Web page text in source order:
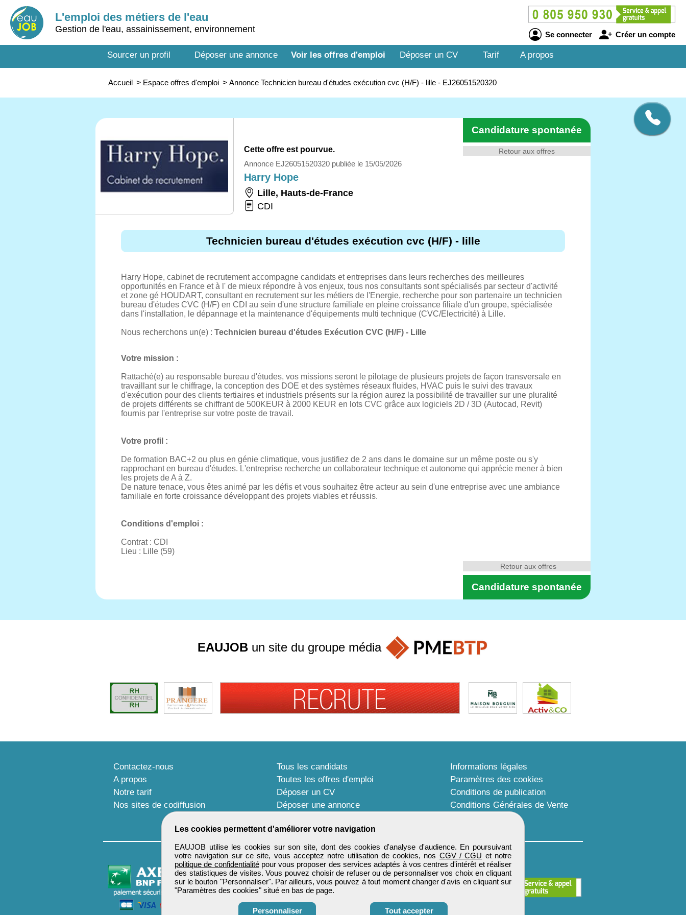
L'emploi des métiers de l'eau
Gestion de l'eau, assainissement, environnement
Se connecter Créer un compte
Sourcer un profil Déposer une annonce Voir les offres d'emploi Déposer un CV Tarif A propos
Accueil > Espace offres d'emploi > Annonce Technicien bureau d'études exécution cvc (H/F) - lille - EJ26051520320
Retour aux offres
Candidature spontanée
Cette offre est pourvue.
Annonce EJ26051520320 publiée le 15/05/2026
Harry Hope
Lille, Hauts-de-France
CDI
Technicien bureau d'études exécution cvc (H/F) - lille
Harry Hope, cabinet de recrutement accompagne candidats et entreprises dans leurs recherches des meilleures
opportunités en France et à l' de mieux répondre à vos enjeux, tous nos consultants sont spécialisés par secteur d'activité
et zone gé HOUDART, consultant en recrutement sur les métiers de l'Energie, recherche pour son partenaire un technicien
bureau d'études CVC (H/F) en CDI au sein d'une structure familiale en pleine croissance filiale d'un groupe, spécialisée
dans l'installation, le dépannage et la maintenance d'équipements multi technique (CVC/Electricité) à Lille.
Nous recherchons un(e) : Technicien bureau d'études Exécution CVC (H/F) - Lille
Votre mission :
Rattaché(e) au responsable bureau d'études, vos missions seront le pilotage de plusieurs projets de façon transversale en
travaillant sur le chiffrage, la conception des DOE et des systèmes réseaux fluides, HVAC puis le suivi des travaux
d'exécution pour des clients tertiaires et industriels présents sur la région aurez la possibilité de travailler sur une pluralité
de projets différents se chiffrant de 500KEUR à 2000 KEUR en lots CVC grâce aux logiciels 2D / 3D (Autocad, Revit)
fournis par l'entreprise sur votre poste de travail.
Votre profil :
De formation BAC+2 ou plus en génie climatique, vous justifiez de 2 ans dans le domaine sur un même poste ou s'y
rapprochant en bureau d'études. L'entreprise recherche un collaborateur technique et autonome qui apprécie mener à bien
les projets de A à Z.
De nature tenace, vous êtes animé par les défis et vous souhaitez être acteur au sein d'une entreprise avec une ambiance
familiale en forte croissance développant des projets viables et réussis.
Conditions d'emploi :
Contrat : CDI
Lieu : Lille (59)
Candidature spontanée
Retour aux offres
Les cookies permettent d'améliorer votre navigation
EAUJOB utilise les cookies sur son site, dont des cookies d'analyse d'audience. En poursuivant
votre navigation sur ce site, vous acceptez notre utilisation de cookies, nos CGV / CGU et notre
politique de confidentialitépour vous proposer des services adaptés à vos centres d'intérêt et réaliser
des statistiques de visites. Vous pouvez choisir de refuser ou de personnaliser vos choix en cliquant
sur le bouton "Personnaliser". Par ailleurs, vous pouvez à tout moment changer d'avis en cliquant sur
"Paramètres des cookies" situé en bas de page.
Personnaliser Tout accepter
EAUJOB un site du groupe média
Contactez-nous
A propos
Notre tarif
Nos sites de codiffusion
Tous les candidats
Toutes les offres d'emploi
Déposer un CV
Déposer une annonce
Informations légales
Paramètres des cookies
Conditions de publication
Conditions Générales de Vente